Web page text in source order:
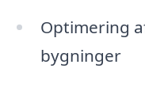
Optimering
bygninger